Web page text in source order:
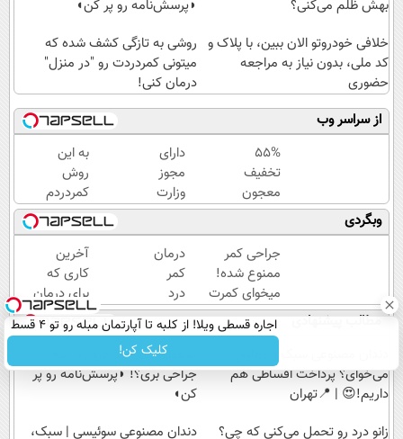
بهش ظلم می‌کنی؟
◗پرسش‌نامه رو پر کن◖
خلافی خودروتو الان ببین، با پلاک و
کد ملی، بدون نیاز به مراجعه
حضوری
روشی به تازگی کشف شده که
میتونی کمردردت رو "در منزل"
درمان کنی!
از سراسر وب
55%
تخفیف
معجون
پاکسازی
کبد فقط
تا
امشب
دارای
مجوز
وزارت
بهداشت
و سیب
سلامت
به این
روش
کمردردم
خوب شد.
(پرسشنامه)
وبگردی
جراحی کمر
ممنوع شده!
میخوای کمرت
رو در منزل
درمان کنی؟
درمان
کمر
درد
در
خانه
آخرین
کاری که
برای درمان
کمردرد
انجام میدی
مطالب پیشنهادی
می‌خوای؟ پرداخت اقساطی هم
داریم!😍 | 📍تهران
میخوای برای کمر درد زیر تیغ
جراحی بری؟! ◗پرسش‌نامه رو پر
کن◖
زانو درد رو تحمل می‌کنی که چی؟
دندان مصنوعی سوئیسی | سبک،
اجاره‌ قسطی ویلا! از کلبه تا آپارتمان مبله رو تو 4 قسط
اجاره کن.
کلیک کن!